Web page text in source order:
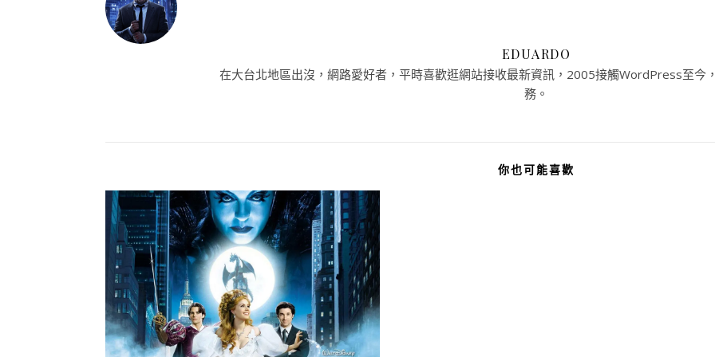
EDUARDO
在大台北地區出沒，網路愛好者，平時喜歡逛網站接收最新資訊，2005接觸WordPress至今
務。
你也可能喜歡